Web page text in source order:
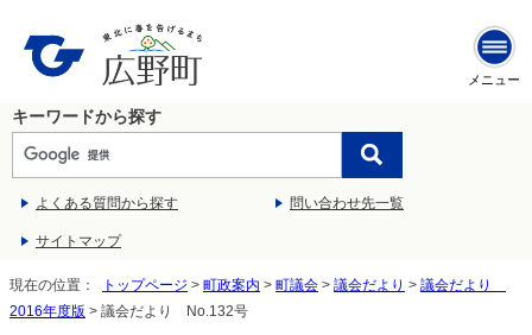
メニュー
キーワードから探す
よくある質問から探す 問い合わせ先一覧
サイトマップ
現在の位置： トップページ > 町政案内 > 町議会 > 議会だより > 議会だより
2016年度版 > 議会だより No.132号